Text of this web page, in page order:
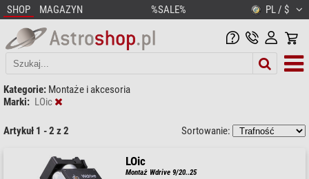
SHOP MAGAZYN %SALE% PL / $
Kategorie: Montaże i akcesoria
Marki: LOic
Artykuł 1 - 2 z 2 Sortowanie:
LOic
Montaż Wdrive 9/20..25